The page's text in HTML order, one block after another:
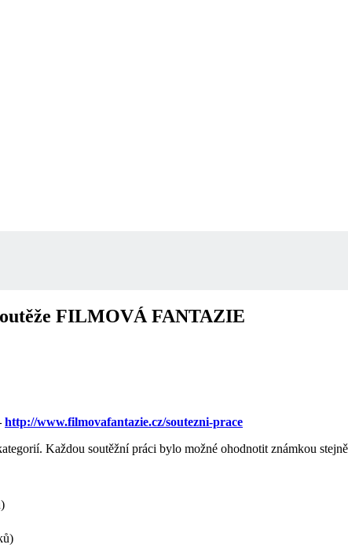
FILMOVÁ FANTAZIE
http://www.filmovafantazie.cz/soutezni-prace
Každou soutěžní práci bylo možné ohodnotit známkou